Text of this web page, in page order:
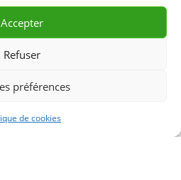
Accepter
Refuser
préférences
de cookies
– R23-01
D’INFORMATION